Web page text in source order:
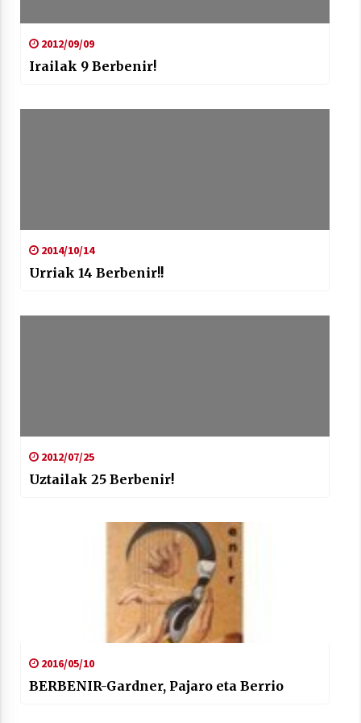
Berria egunkarian elkarrizketa
2021/07/06
Telebistaren eskutik
2012/09/09
Irailak 9 Berbenir!
2014/10/14
Urriak 14 Berbenir!!
2012/07/25
Uztailak 25 Berbenir!
2016/05/10
BERBENIR-Gardner, Pajaro eta Berrio